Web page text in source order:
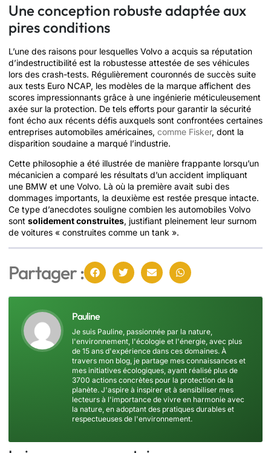
Une conception robuste adaptée aux
pires conditions
L’une des raisons pour lesquelles Volvo a acquis sa réputation
d’indestructibilité est la robustesse attestée de ses véhicules
lors des crash-tests. Régulièrement couronnés de succès suite
aux tests Euro NCAP, les modèles de la marque affichent des
scores impressionnants grâce à une ingénierie méticuleusement
axée sur la protection. De tels efforts pour garantir la sécurité
font écho aux récents défis auxquels sont confrontées certaines
entreprises automobiles américaines, comme Fisker, dont la
disparition soudaine a marqué l’industrie.
Cette philosophie a été illustrée de manière frappante lorsqu’un
mécanicien a comparé les résultats d’un accident impliquant
une BMW et une Volvo. Là où la première avait subi des
dommages importants, la deuxième est restée presque intacte.
Ce type d’anecdotes souligne combien les automobiles Volvo
sont solidement construites, justifiant pleinement leur surnom
de voitures « construites comme un tank ».
Partager :
Pauline
Je suis Pauline, passionnée par la nature,
l'environnement, l'écologie et l'énergie, avec plus
de 15 ans d'expérience dans ces domaines. À
travers mon blog, je partage mes connaissances et
mes initiatives écologiques, ayant réalisé plus de
3700 actions concrètes pour la protection de la
planète. J'aspire à inspirer et à sensibiliser mes
lecteurs à l'importance de vivre en harmonie avec
la nature, en adoptant des pratiques durables et
respectueuses de l'environnement.